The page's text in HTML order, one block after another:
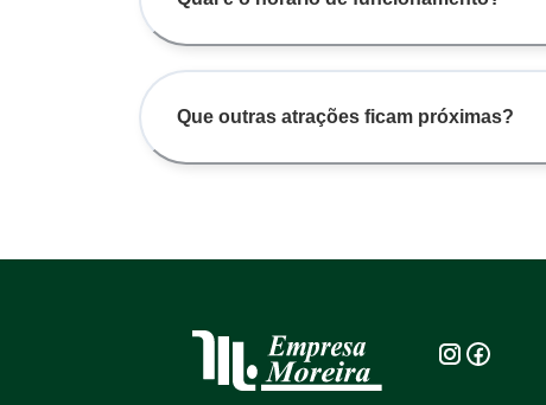
Que outras atrações ficam próximas?